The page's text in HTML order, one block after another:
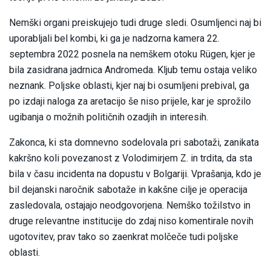
Nemški organi preiskujejo tudi druge sledi. Osumljenci naj bi
uporabljali bel kombi, ki ga je nadzorna kamera 22.
septembra 2022 posnela na nemškem otoku Rügen, kjer je
bila zasidrana jadrnica Andromeda. Kljub temu ostaja veliko
neznank. Poljske oblasti, kjer naj bi osumljeni prebival, ga
po izdaji naloga za aretacijo še niso prijele, kar je sprožilo
ugibanja o možnih političnih ozadjih in interesih.
Zakonca, ki sta domnevno sodelovala pri sabotaži, zanikata
kakršno koli povezanost z Volodimirjem Z. in trdita, da sta
bila v času incidenta na dopustu v Bolgariji. Vprašanja, kdo je
bil dejanski naročnik sabotaže in kakšne cilje je operacija
zasledovala, ostajajo neodgovorjena. Nemško tožilstvo in
druge relevantne institucije do zdaj niso komentirale novih
ugotovitev, prav tako so zaenkrat molčeče tudi poljske
oblasti.